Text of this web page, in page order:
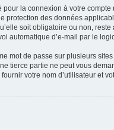
la connexion à votre
protection des données
soit obligatoire ou non,
automatique d’e-mail par le
de passe sur plusieurs
tierce partie ne peut vous
votre nom d’utilisateur et